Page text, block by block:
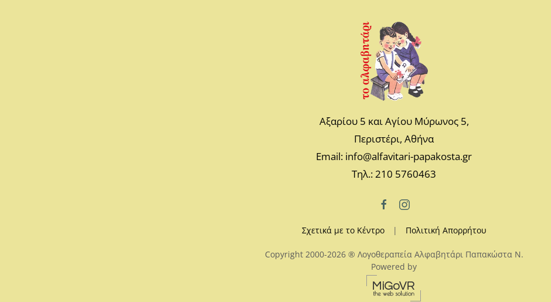
Αξαρίου 5 και Αγίου Μύρωνος 5,
Περιστέρι, Αθήνα
Email: info@alfavitari-papakosta.gr
Τηλ.: 210 5760463
Σχετικά με το Κέντρο| Πολιτική Απορρήτου
Copyright 2000-2026 ® Λογοθεραπεία Αλφαβητάρι Παπακώστα N.
Powered by